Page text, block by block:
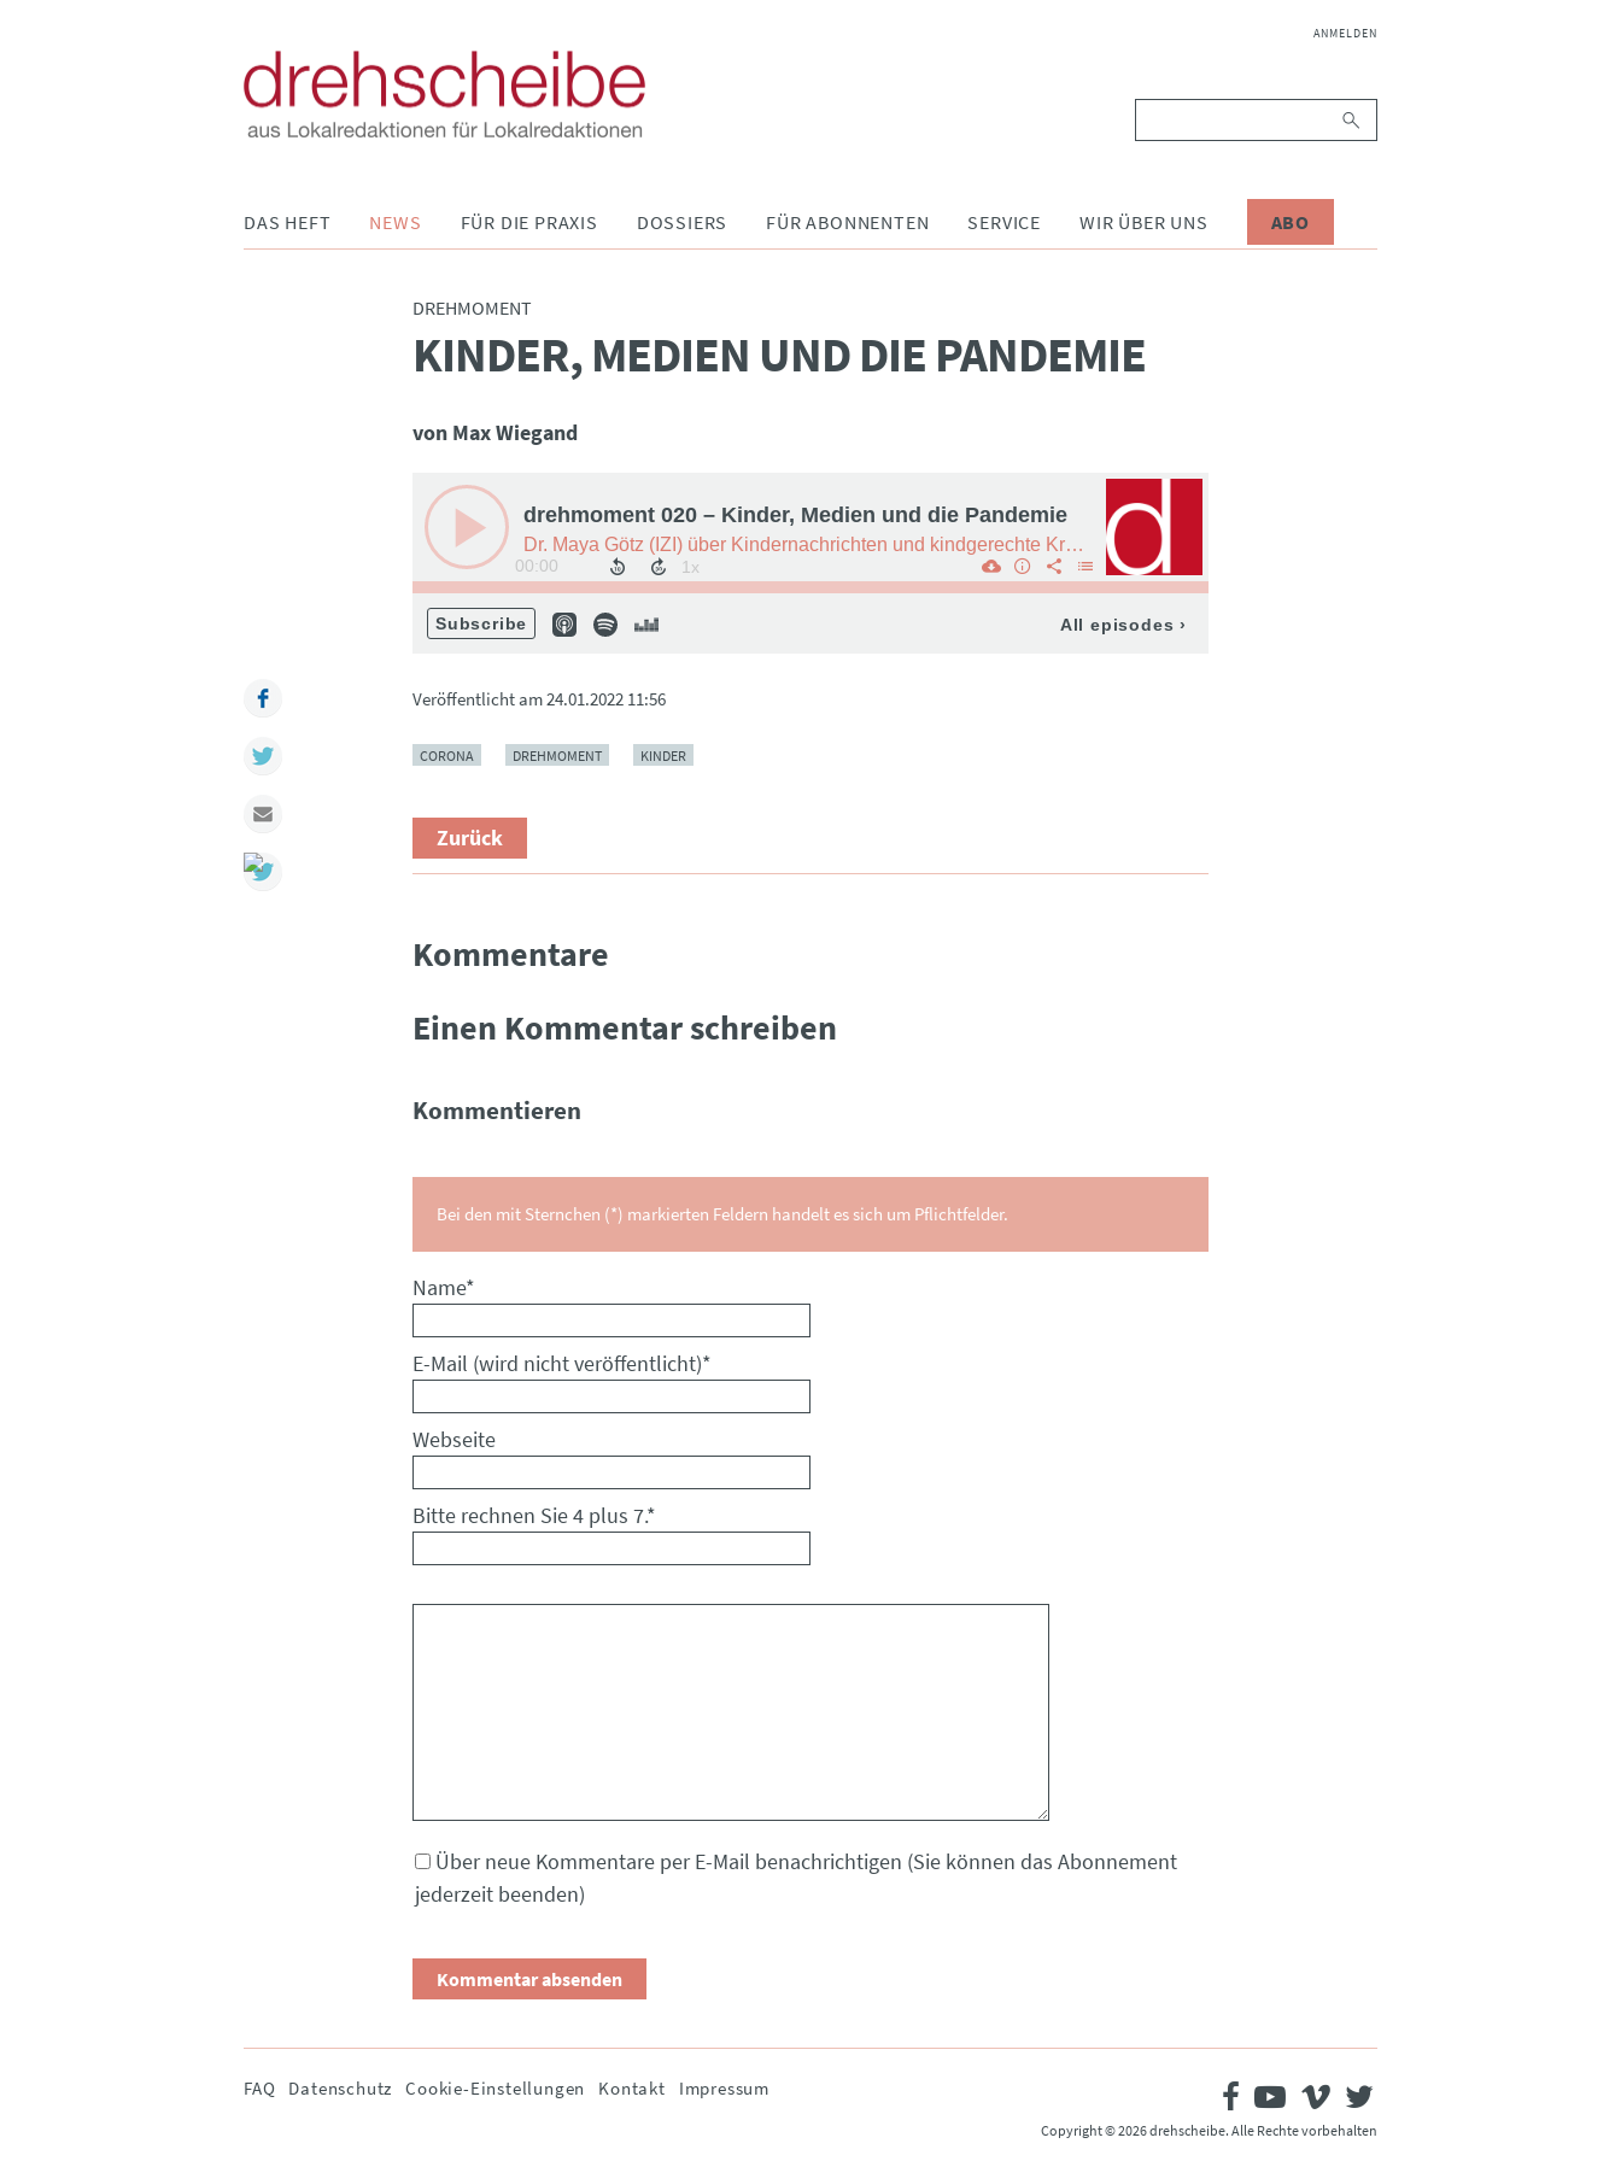
NAVIGATION
ANMELDEN
DAS HEFT NEWS FÜR DIE PRAXIS DOSSIERS FÜR ABONNENTEN SERVICE WIR ÜBER UNS ABO
DREHMOMENT
KINDER, MEDIEN UND DIE PANDEMIE
von Max Wiegand
Veröffentlicht am24.01.2022 11:56
CORONA DREHMOMENT KINDER
Zurück
Kommentare
Einen Kommentar schreiben
Kommentieren
Bei den mit Sternchen (*) markierten Feldern handelt es sich um Pflichtfelder.
Pflichtfeld
Name*
Pflichtfeld
E-Mail (wird nicht veröffentlicht)*
Webseite
Bitte rechnen Sie 4 plus 7.*
Über neue Kommentare per E-Mail benachrichtigen (Sie können das Abonnement
jederzeit beenden)
Navigation
FAQ Datenschutz Cookie-Einstellungen Kontakt Impressum
Copyright © 2026 drehscheibe. Alle Rechte vorbehalten